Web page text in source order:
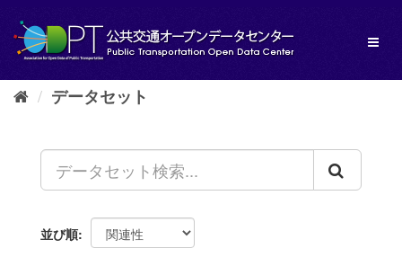
し
データセット
並び順